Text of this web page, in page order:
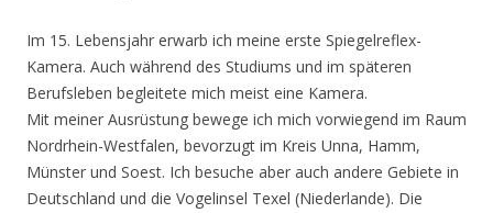
Im 15. Lebensjahr erwarb ich meine erste Spiegelreflex-
Kamera. Auch während des Studiums und im späteren
Berufsleben begleitete mich meist eine Kamera.
Mit meiner Ausrüstung bewege ich mich vorwiegend im Raum
Nordrhein-Westfalen, bevorzugt im Kreis Unna, Hamm,
Münster und Soest. Ich besuche aber auch andere Gebiete in
Deutschland und die Vogelinsel Texel (Niederlande). Die